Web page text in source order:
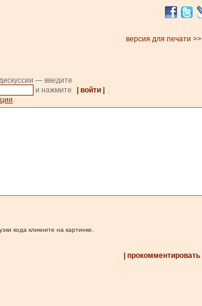
версия для печати >>
— введите
и нажмите | войти |
.
.
кода кликните на картинке.
| прокомментировать |